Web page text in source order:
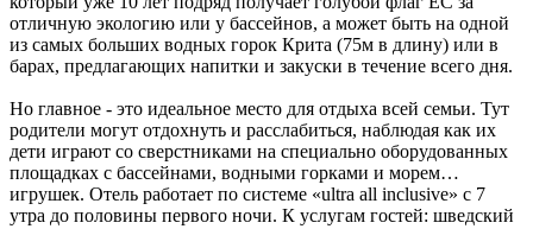
отличную экологию или у бассейнов, а может быть на одной
из самых больших водных горок Крита (75м в длину) или в
барах, предлагающих напитки и закуски в течение всего дня.
Но главное - это идеальное место для отдыха всей семьи. Тут
родители могут отдохнуть и расслабиться, наблюдая как их
дети играют со сверстниками на специально оборудованных
площадках с бассейнами, водными горками и морем…
игрушек. Отель работает по системе «ultra all inclusive» с 7
утра до половины первого ночи. К услугам гостей: шведский